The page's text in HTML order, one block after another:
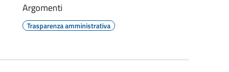
Argomenti
Trasparenza amministrativa